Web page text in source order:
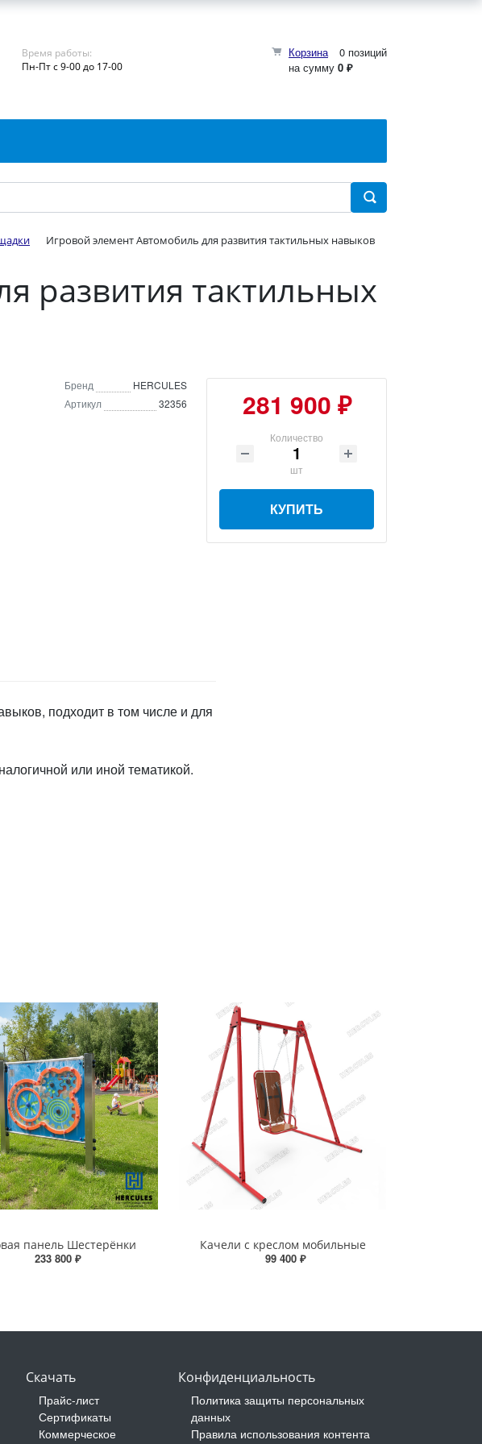
Корзина
0 позиций
на сумму 0 ₽
Время работы:
Пн-Пт с 9-00 до 17-00
Игровой элемент Автомобиль для развития тактильных навыков
развития тактильных
Бренд
HERCULES
Артикул
32356 281 900 ₽
Количество
шт
КУПИТЬ
подходит в том числе и для
или иной тематикой.
панель Шестерёнки
233 800 ₽
Качели с креслом мобильные
99 400 ₽
Скачать
Прайс-лист
Сертификаты
Коммерческое
Конфиденциальность
Политика защиты персональных
данных
Правила использования контента